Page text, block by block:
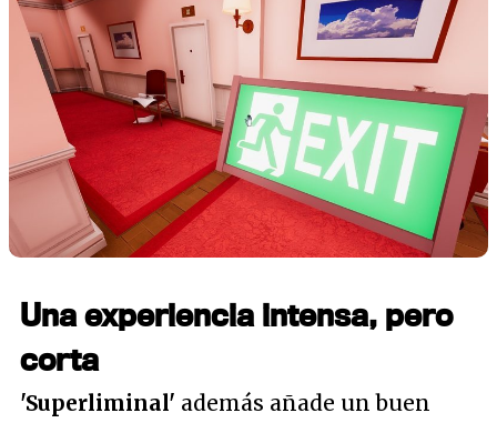
Una experiencia intensa, pero
corta
'Superliminal' además añade un buen